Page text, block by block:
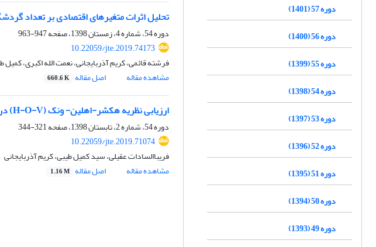
تحلیل اثرات متغیرهای اقتصادی بر تعداد
دوره 54، شماره 4، زمستان 1398، صفحه
947-963
10.22059/jte.2019.74173
فرشته قائمی، کریم آذربایجانی، نعمت الله اکبری، کمیل
مشاهده مقاله
اصل مقاله 660.6 K
ارزیابی نظریه هکشر-اهلین- ونک (H-O-V) در گسترش روابط تجاری ایران با دامنه‌ای از شرکای تجاری خود
دوره 54، شماره 2، تابستان 1398، صفحه
321-344
10.22059/jte.2019.71074
فریباالسادات عقیلی، سید کمیل طیبی، کریم آذربایجانی
مشاهده مقاله
اصل مقاله 1.16 M
دوره 57 (1401)
دوره 56 (1400)
دوره 55 (1399)
دوره 54 (1398)
دوره 53 (1397)
دوره 52 (1396)
دوره 51 (1395)
دوره 50 (1394)
دوره 49 (1393)